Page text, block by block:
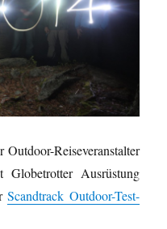
Outdoor-Reiseveranstalter
Ausrüstung
Scandtrack Outdoor-Test-